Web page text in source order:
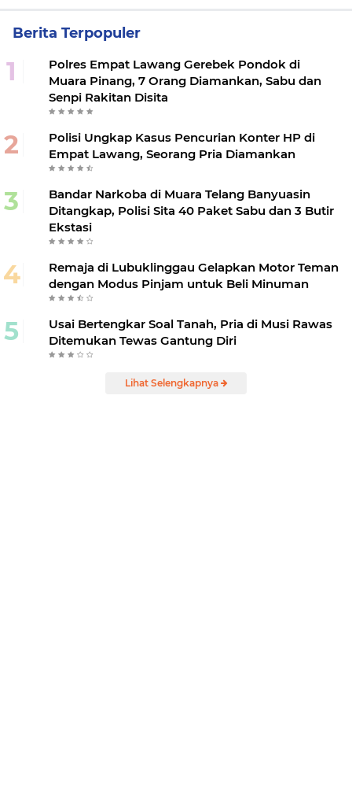
Berita Terpopuler
Polres Empat Lawang Gerebek Pondok di
Muara Pinang, 7 Orang Diamankan, Sabu dan
Senpi Rakitan Disita
Polisi Ungkap Kasus Pencurian Konter HP di
Empat Lawang, Seorang Pria Diamankan
Bandar Narkoba di Muara Telang Banyuasin
Ditangkap, Polisi Sita 40 Paket Sabu dan 3 Butir
Ekstasi
Remaja di Lubuklinggau Gelapkan Motor Teman
dengan Modus Pinjam untuk Beli Minuman
Usai Bertengkar Soal Tanah, Pria di Musi Rawas
Ditemukan Tewas Gantung Diri
Lihat Selengkapnya